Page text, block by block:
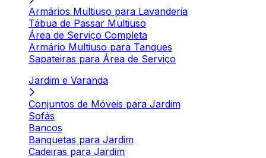
Armários Multiuso para Lavanderia
Tábua de Passar Multiuso
Área de Serviço Completa
Armário Multiuso para Tanques
Sapateiras para Área de Serviço
Jardim e Varanda
Conjuntos de Móveis para Jardim
Sofás
Bancos
Banquetas para Jardim
Cadeiras para Jardim